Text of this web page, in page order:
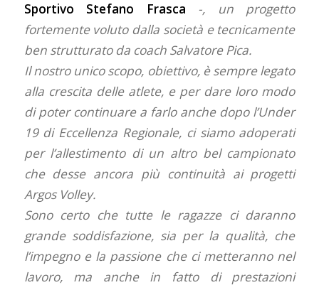
Sportivo Stefano Frasca
-, un progetto
fortemente voluto dalla società e tecnicamente
ben strutturato da coach Salvatore Pica.
Il nostro unico scopo, obiettivo, è sempre legato
alla crescita delle atlete, e per dare loro modo
di poter continuare a farlo anche dopo l’Under
19 di Eccellenza Regionale, ci siamo adoperati
per l’allestimento di un altro bel campionato
che desse ancora più continuità ai progetti
Argos Volley.
Sono certo che tutte le ragazze ci daranno
grande soddisfazione, sia per la qualità, che
l’impegno e la passione che ci metteranno nel
lavoro, ma anche in fatto di prestazioni